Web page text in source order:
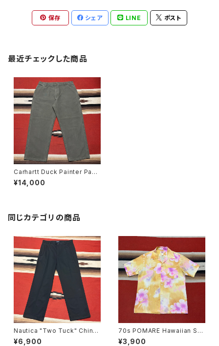
保存 シェア LINE ポスト
最近チェックした商品
Carhartt Duck Painter Pant
s W38
¥14,000
同じカテゴリの商品
Nautica "Two Tuck" Chino
Trousers W34
¥6,900
70s POMARE Hawaiian Shi
rt
¥3,900